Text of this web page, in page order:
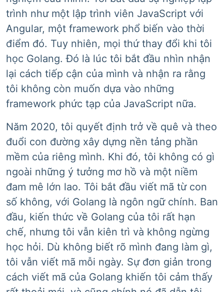
trình như một lập trình viên JavaScript với
Angular, một framework phổ biến vào thời
điểm đó. Tuy nhiên, mọi thứ thay đổi khi tôi
học Golang. Đó là lúc tôi bắt đầu nhìn nhận
lại cách tiếp cận của mình và nhận ra rằng
tôi không còn muốn dựa vào những
framework phức tạp của JavaScript nữa.
Năm 2020, tôi quyết định trở về quê và theo
đuổi con đường xây dựng nền tảng phần
mềm của riêng mình. Khi đó, tôi không có gì
ngoài những ý tưởng mơ hồ và một niềm
đam mê lớn lao. Tôi bắt đầu viết mã từ con
số không, với Golang là ngôn ngữ chính. Ban
đầu, kiến thức về Golang của tôi rất hạn
chế, nhưng tôi vẫn kiên trì và không ngừng
học hỏi. Dù không biết rõ mình đang làm gì,
tôi vẫn viết mã mỗi ngày. Sự đơn giản trong
cách viết mã của Golang khiến tôi cảm thấy